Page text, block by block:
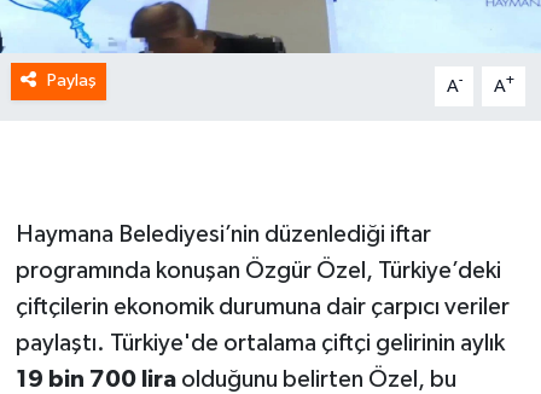
Paylaş A- A+
Haymana Belediyesi’nin düzenlediği iftar
programında konuşan Özgür Özel, Türkiye’deki
çiftçilerin ekonomik durumuna dair çarpıcı veriler
paylaştı. Türkiye'de ortalama çiftçi gelirinin aylık
19 bin 700 liraolduğunu belirten Özel, bu